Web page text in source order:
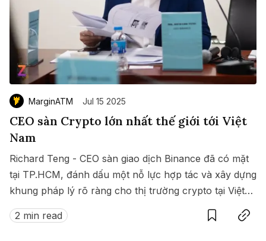
MarginATM Jul 15 2025
CEO sàn Crypto lớn nhất thế giới tới Việt
Nam
Richard Teng - CEO sàn giao dịch Binance đã có mặt
tại TP.HCM, đánh dấu một nỗ lực hợp tác và xây dựng
khung pháp lý rõ ràng cho thị trường crypto tại Việt
Nam.
2 min read
SaveCopy link